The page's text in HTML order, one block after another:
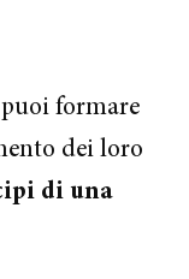
formare
dei loro
di una